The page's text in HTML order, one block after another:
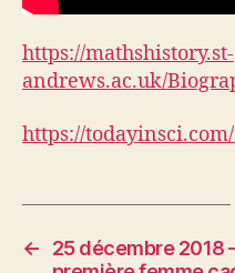
https://mathshistory.st-
andrews.ac.uk/
https://
←
25 décembre 2018